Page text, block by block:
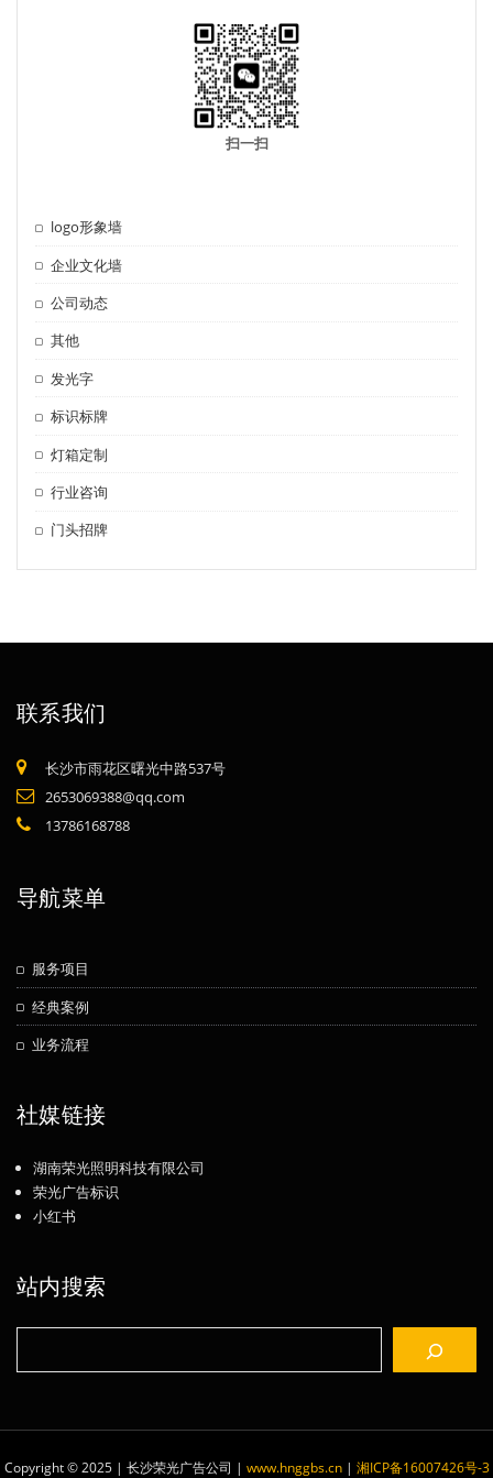
扫一扫
logo形象墙
企业文化墙
公司动态
其他
发光字
标识标牌
灯箱定制
行业咨询
门头招牌
联系我们
长沙市雨花区曙光中路537号
2653069388@qq.com
13786168788
导航菜单
服务项目
经典案例
业务流程
社媒链接
湖南荣光照明科技有限公司
荣光广告标识
小红书
站内搜索
Copyright © 2025 | 长沙荣光广告公司 | www.hnggbs.cn| 湘ICP备16007426号-3